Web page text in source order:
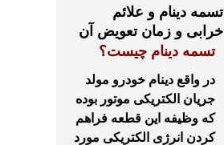
تسمه دینام و علائم
خرابی و زمان تعویض آن
تسمه دینام چیست؟
در واقع دینام خودرو مولد
جریان الکتریکی موتور بوده
که وظیفه این قطعه فراهم
کردن انرژی الکتریکی مورد